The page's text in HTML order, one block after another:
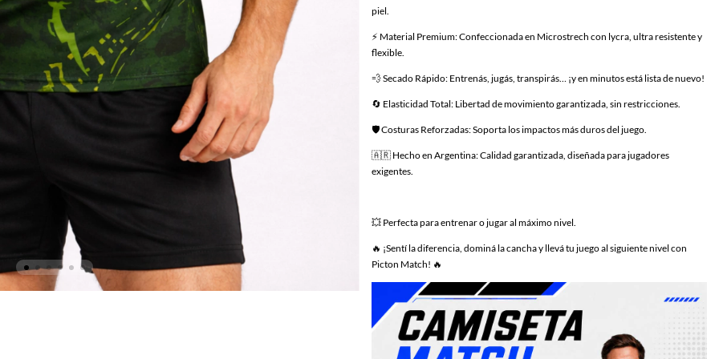
piel.
⚡ Material Premium: Confeccionada en Microstrech con lycra, ultra resistente y
flexible.
💨 Secado Rápido: Entrenás, jugás, transpirás… ¡y en minutos está lista de nuevo!
🔄 Elasticidad Total: Libertad de movimiento garantizada, sin restricciones.
🛡️ Costuras Reforzadas: Soporta los impactos más duros del juego.
🇦🇷 Hecho en Argentina: Calidad garantizada, diseñada para jugadores
exigentes.
💥 Perfecta para entrenar o jugar al máximo nivel.
🔥 ¡Sentí la diferencia, dominá la cancha y llevá tu juego al siguiente nivel con
Picton Match! 🔥